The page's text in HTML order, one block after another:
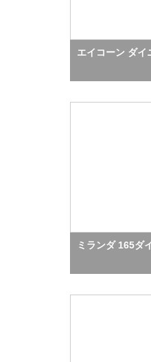
エイコーン ダイ
ミランダ 165ダ